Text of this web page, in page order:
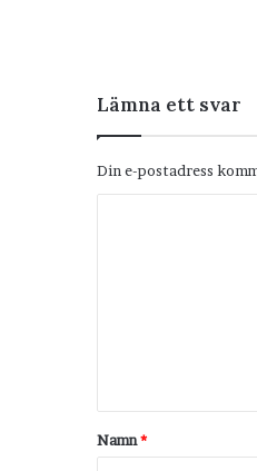
Lämna ett svar
Din e-postadress
t
a
Namn*